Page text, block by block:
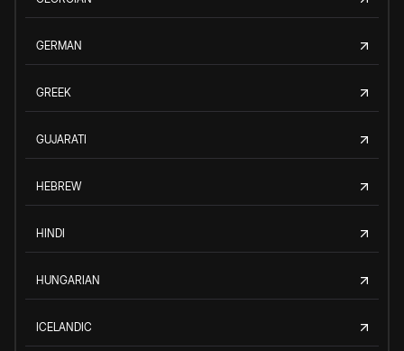
GERMAN
GREEK
GUJARATI
HEBREW
HINDI
HUNGARIAN
ICELANDIC